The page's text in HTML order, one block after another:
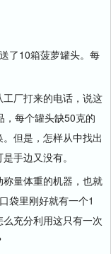
了10箱菠萝罐头。每
厂打来的电话，说这
，每个罐头缺50克的
但是，怎样从中找出
手边又没有。
量体重的机器，也就
袋里刚好就有一个1
充分利用这只有一次